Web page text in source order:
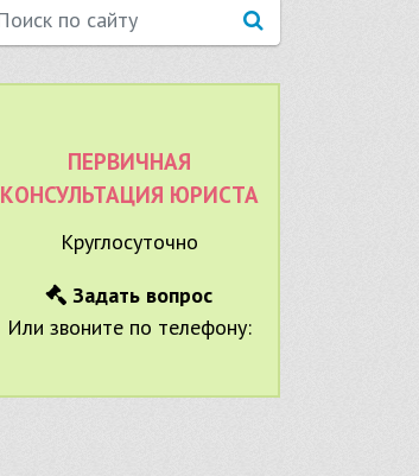
ПЕРВИЧНАЯ
КОНСУЛЬТАЦИЯ ЮРИСТА
Круглосуточно
Задать вопрос
Или звоните по телефону: